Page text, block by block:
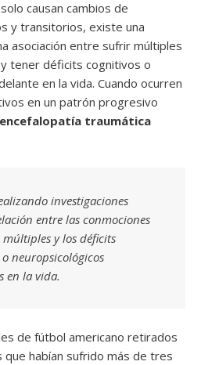
causan cambios de
y transitorios, existe una
asociación entre sufrir múltiples
tener déficits cognitivos o
en la vida. Cuando ocurren
en un patrón progresivo
encefalopatía traumática
investigaciones
entre las conmociones
múltiples y los déficits
neuropsicológicos
en la vida.
de fútbol americano retirados
habían sufrido más de tres